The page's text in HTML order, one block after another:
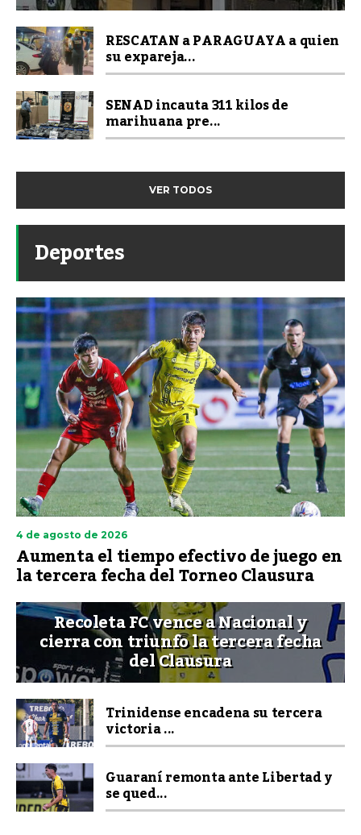
RESCATAN a PARAGUAYA a quien
su expareja...
SENAD incauta 311 kilos de
marihuana pre...
VER TODOS
Deportes
4 de agosto de 2026
Aumenta el tiempo efectivo de juego en
la tercera fecha del Torneo Clausura
Recoleta FC vence a Nacional y
cierra con triunfo la tercera fecha
del Clausura
Trinidense encadena su tercera
victoria ...
Guaraní remonta ante Libertad y
se qued...